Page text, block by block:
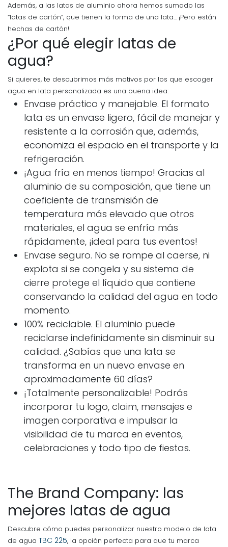
Además, a las latas de aluminio ahora hemos sumado las
“latas de cartón”, que tienen la forma de una lata... ¡Pero están
hechas de cartón!
¿Por qué elegir latas de
agua?
Si quieres, te descubrimos más motivos por los que escoger
agua en lata personalizada es una buena idea:
Envase práctico y manejable. El formato
lata es un envase ligero, fácil de manejar y
resistente a la corrosión que, además,
economiza el espacio en el transporte y la
refrigeración.
¡Agua fría en menos tiempo! Gracias al
aluminio de su composición, que tiene un
coeficiente de transmisión de
temperatura más elevado que otros
materiales, el agua se enfría más
rápidamente, ¡ideal para tus eventos!
Envase seguro. No se rompe al caerse, ni
explota si se congela y su sistema de
cierre protege el líquido que contiene
conservando la calidad del agua en todo
momento.
100% reciclable. El aluminio puede
reciclarse indefinidamente sin disminuir su
calidad. ¿Sabías que una lata se
transforma en un nuevo envase en
aproximadamente 60 días?
¡Totalmente personalizable! Podrás
incorporar tu logo, claim, mensajes e
imagen corporativa e impulsar la
visibilidad de tu marca en eventos,
celebraciones y todo tipo de fiestas.
The Brand Company: las
mejores latas de agua
Descubre cómo puedes personalizar nuestro modelo de lata
de agua TBC 225, la opción perfecta para que tu marca